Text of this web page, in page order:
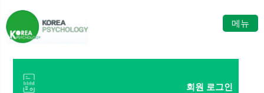
메뉴
회원 로그인